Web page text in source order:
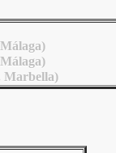
Marbella)